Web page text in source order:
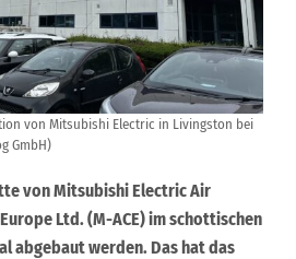
von Mitsubishi Electric in Livingston bei
GmbH)
von Mitsubishi Electric Air
Ltd. (M-ACE) im schottischen
abgebaut werden. Das hat das